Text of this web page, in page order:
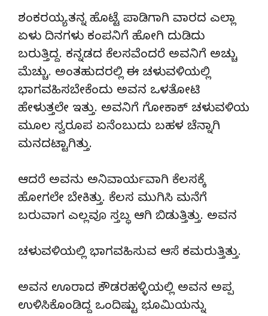
ಶಂಕರಯ್ಯ ತನ್ನ ಹೊಟ್ಟೆ ಪಾಡಿಗಾಗಿ ವಾರದ ಎಲ್ಲಾ
ಏಳು ದಿನಗಳು ಕಂಪನಿಗೆ ಹೋಗಿ ದುಡಿದು
ಬರುತ್ತಿದ್ದ. ಕನ್ನಡದ ಕೆಲಸವೆಂದರೆ ಅವನಿಗೆ ಅಚ್ಚು
ಮೆಚ್ಚು. ಅಂತಹುದರಲ್ಲಿ ಈ ಚಳುವಳಿಯಲ್ಲಿ
ಭಾಗವಹಿಸಬೇಕೆಂದು ಅವನ ಒಳತೋಟಿ
ಹೇಳುತ್ತಲೇ ಇತ್ತು. ಅವನಿಗೆ ಗೋಕಾಕ್ ಚಳುವಳಿಯ
ಮೂಲ ಸ್ವರೂಪ ಏನೆಂಬುದು ಬಹಳ ಚೆನ್ನಾಗಿ
ಮನದಟ್ಟಾಗಿತ್ತು.
ಆದರೆ ಅವನು ಅನಿವಾರ್ಯವಾಗಿ ಕೆಲಸಕ್ಕೆ
ಹೋಗಲೇ ಬೇಕಿತ್ತು. ಕೆಲಸ ಮುಗಿಸಿ ಮನೆಗೆ
ಬರುವಾಗ ಎಲ್ಲವೂ ಸ್ತಬ್ಧ ಆಗಿ ಬಿಡುತ್ತಿತ್ತು. ಅವನ
ಚಳುವಳಿಯಲ್ಲಿ ಭಾಗವಹಿಸುವ ಆಸೆ ಕಮರುತ್ತಿತ್ತು.
ಅವನ ಊರಾದ ಕೌಡರಹಳ್ಳಿಯಲ್ಲಿ ಅವನ ಅಪ್ಪ
ಉಳಿಸಿಕೊಂಡಿದ್ದ ಒಂದಿಷ್ಟು ಭೂಮಿಯನ್ನು